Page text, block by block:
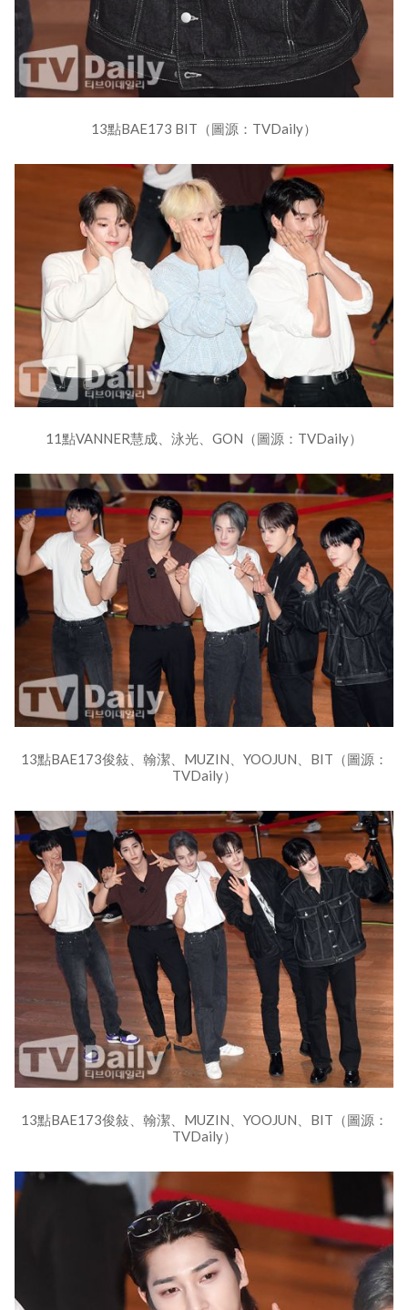
13點BAE173 BIT（圖源：TVDaily）
11點VANNER慧成、泳光、GON（圖源：TVDaily）
13點BAE173俊敍、翰潔、MUZIN、YOOJUN、BIT（圖源：
TVDaily）
13點BAE173俊敍、翰潔、MUZIN、YOOJUN、BIT（圖源：
TVDaily）